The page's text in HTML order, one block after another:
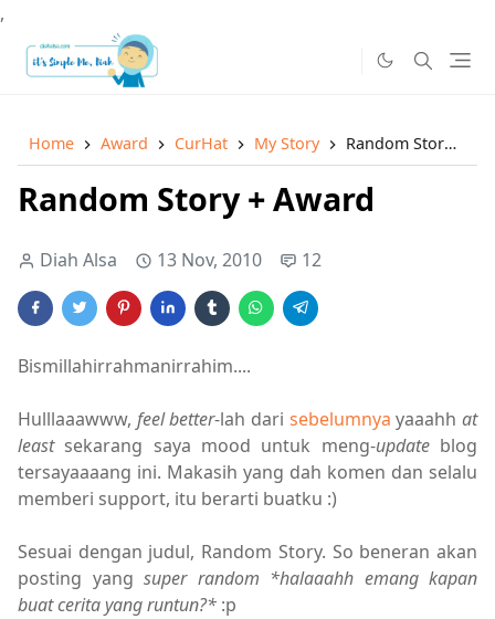
,
Home Award CurHat My Story Random Story + Award
Random Story + Award
Diah Alsa 13 Nov, 2010 12
Bismillahirrahmanirrahim....
Hulllaaawww, feel better-lah dari sebelumnya yaaahhat
leastsekarang saya mood untuk meng-updateblog
tersayaaaang ini. Makasih yang dah komen dan selalu
memberi support, itu berarti buatku :)
Sesuai dengan judul, Random Story. So beneran akan
posting yang super random *halaaahh emang kapan
buat cerita yang runtun?* :p